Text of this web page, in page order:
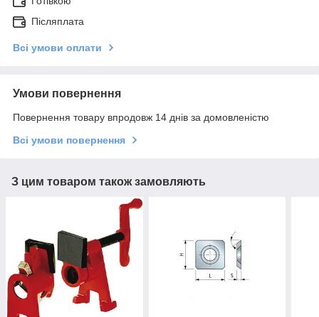
Післяплата
Всі умови оплати
Умови повернення
Повернення товару впродовж 14 днів за домовленістю
Всі умови повернення
З цим товаром також замовляють